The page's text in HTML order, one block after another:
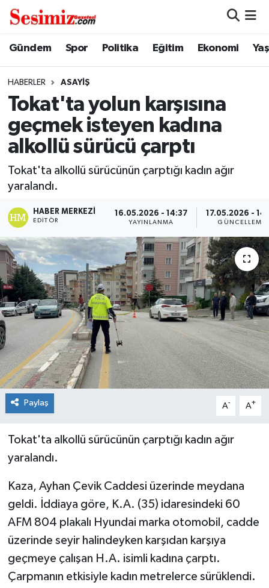
Gündem Spor Politika Eğitim Ekonomi
HABERLER ASAYIŞ
Tokat'ta yolun karşısına
geçmek isteyen kadına
alkollü sürücü çarptı
Tokat'ta alkollü sürücünün çarptığı kadın ağır
yaralandı.
HABER MERKEZI
EDITÖR
16.05.2026 - 14:37
YAYINLANMA
17.05.2026 -
GÜNCELLEME
Paylaş A- A+
Tokat'ta alkollü sürücünün çarptığı kadın ağır
yaralandı.
Kaza, Ayhan Çevik Caddesi üzerinde meydana
geldi. İddiaya göre, K.A. (35) idaresindeki 60
AFM 804 plakalı Hyundai marka otomobil, cadde
üzerinde seyir halindeyken karşıdan karşıya
geçmeye çalışan H.A. isimli kadına çarptı.
Çarpmanın etkisiyle kadın metrelerce sürüklendi.
Dünya
Ekonomi
Genel
Gündem
Sağlık
Spor
Teknoloji
Tokat Haberleri
Yaşam
Nöbetçi Eczaneler
Hava Durumu
Namaz Vakitleri
Trafik Durumu
Süper Lig Puan Durumu ve Fikstür
Haber Arşivi